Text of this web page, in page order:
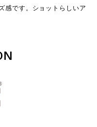
感です。ショットらしいア